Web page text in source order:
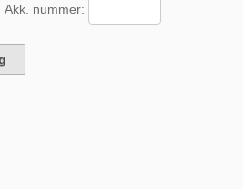
Akk. nummer: